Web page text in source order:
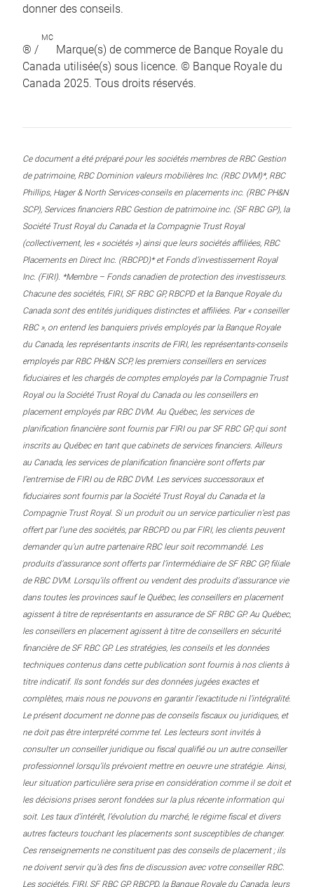
donner des conseils.
® /
MC
Marque(s) de commerce de Banque Royale du
Canada utilisée(s) sous licence. © Banque Royale du
Canada 2025. Tous droits réservés.
Ce document a été préparé pour les sociétés membres de RBC Gestion
de patrimoine, RBC Dominion valeurs mobilières Inc. (RBC DVM)*, RBC
Phillips, Hager & North Services-conseils en placements inc. (RBC PH&N
SCP), Services financiers RBC Gestion de patrimoine inc. (SF RBC GP), la
Société Trust Royal du Canada et la Compagnie Trust Royal
(collectivement, les « sociétés ») ainsi que leurs sociétés affiliées, RBC
Placements en Direct Inc. (RBCPD)* et Fonds d’investissement Royal
Inc. (FIRI). *Membre – Fonds canadien de protection des investisseurs.
Chacune des sociétés, FIRI, SF RBC GP, RBCPD et la Banque Royale du
Canada sont des entités juridiques distinctes et affiliées. Par « conseiller
RBC », on entend les banquiers privés employés par la Banque Royale
du Canada, les représentants inscrits de FIRI, les représentants-conseils
employés par RBC PH&N SCP, les premiers conseillers en services
fiduciaires et les chargés de comptes employés par la Compagnie Trust
Royal ou la Société Trust Royal du Canada ou les conseillers en
placement employés par RBC DVM. Au Québec, les services de
planification financière sont fournis par FIRI ou par SF RBC GP, qui sont
inscrits au Québec en tant que cabinets de services financiers. Ailleurs
au Canada, les services de planification financière sont offerts par
l’entremise de FIRI ou de RBC DVM. Les services successoraux et
fiduciaires sont fournis par la Société Trust Royal du Canada et la
Compagnie Trust Royal. Si un produit ou un service particulier n’est pas
offert par l’une des sociétés, par RBCPD ou par FIRI, les clients peuvent
demander qu’un autre partenaire RBC leur soit recommandé. Les
produits d’assurance sont offerts par l’intermédiaire de SF RBC GP, filiale
de RBC DVM. Lorsqu’ils offrent ou vendent des produits d’assurance vie
dans toutes les provinces sauf le Québec, les conseillers en placement
agissent à titre de représentants en assurance de SF RBC GP. Au Québec,
les conseillers en placement agissent à titre de conseillers en sécurité
financière de SF RBC GP. Les stratégies, les conseils et les données
techniques contenus dans cette publication sont fournis à nos clients à
titre indicatif. Ils sont fondés sur des données jugées exactes et
complètes, mais nous ne pouvons en garantir l’exactitude ni l’intégralité.
Le présent document ne donne pas de conseils fiscaux ou juridiques, et
ne doit pas être interprété comme tel. Les lecteurs sont invités à
consulter un conseiller juridique ou fiscal qualifié ou un autre conseiller
professionnel lorsqu’ils prévoient mettre en oeuvre une stratégie. Ainsi,
leur situation particulière sera prise en considération comme il se doit et
les décisions prises seront fondées sur la plus récente information qui
soit. Les taux d’intérêt, l’évolution du marché, le régime fiscal et divers
autres facteurs touchant les placements sont susceptibles de changer.
Ces renseignements ne constituent pas des conseils de placement ; ils
ne doivent servir qu’à des fins de discussion avec votre conseiller RBC.
Les sociétés, FIRI, SF RBC GP, RBCPD, la Banque Royale du Canada, leurs